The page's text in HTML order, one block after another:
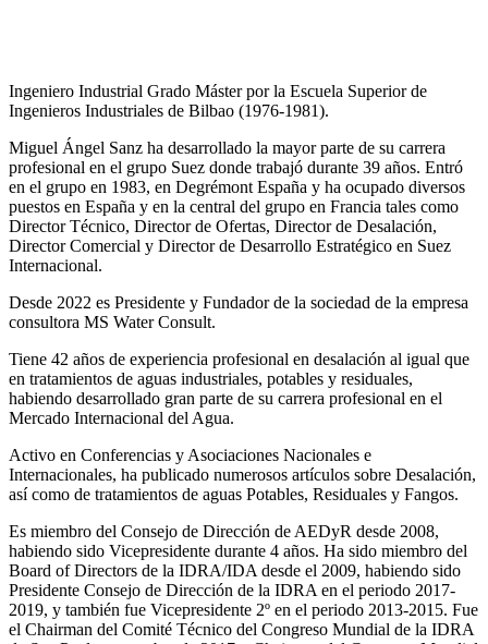
Ingeniero Industrial Grado Máster por la Escuela Superior de
Ingenieros Industriales de Bilbao (1976-1981).
Miguel Ángel Sanz ha desarrollado la mayor parte de su carrera
profesional en el grupo Suez donde trabajó durante 39 años. Entró
en el grupo en 1983, en Degrémont España y ha ocupado diversos
puestos en España y en la central del grupo en Francia tales como
Director Técnico, Director de Ofertas, Director de Desalación,
Director Comercial y Director de Desarrollo Estratégico en Suez
Internacional.
Desde 2022 es Presidente y Fundador de la sociedad de la empresa
consultora MS Water Consult.
Tiene 42 años de experiencia profesional en desalación al igual que
en tratamientos de aguas industriales, potables y residuales,
habiendo desarrollado gran parte de su carrera profesional en el
Mercado Internacional del Agua.
Activo en Conferencias y Asociaciones Nacionales e
Internacionales, ha publicado numerosos artículos sobre Desalación,
así como de tratamientos de aguas Potables, Residuales y Fangos.
Es miembro del Consejo de Dirección de AEDyR desde 2008,
habiendo sido Vicepresidente durante 4 años. Ha sido miembro del
Board of Directors de la IDRA/IDA desde el 2009, habiendo sido
Presidente Consejo de Dirección de la IDRA en el periodo 2017-
2019, y también fue Vicepresidente 2º en el periodo 2013-2015. Fue
el Chairman del Comité Técnico del Congreso Mundial de la IDRA